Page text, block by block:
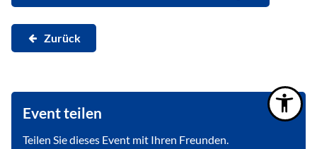
Zurück
Event teilen
Teilen Sie dieses Event mit Ihren Freunden.